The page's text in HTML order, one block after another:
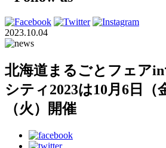
2023.10.04
北海道まるごとフェア
シティ2023は10月6日（
（火）開催